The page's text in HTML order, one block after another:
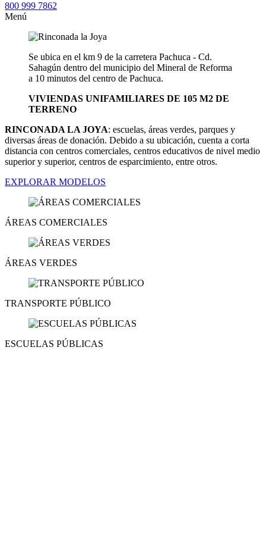
800 999 7862
Menú
Se ubica en el km 9 de la carretera Pachuca - Cd.
Sahagún dentro del municipio del Mineral de Reforma
a 10 minutos del centro de Pachuca.
VIVIENDAS UNIFAMILIARES DE 105 M2 DE
TERRENO
RINCONADA LA JOYA: escuelas, áreas verdes, parques y
diversas áreas de donación. Debido a su ubicación, cuenta a corta
distancia con centros comerciales, centros educativos de nivel medio
superior y superior, centros de esparcimiento, entre otros.
EXPLORAR MODELOS
ÁREAS COMERCIALES
ÁREAS VERDES
TRANSPORTE PÚBLICO
ESCUELAS PÚBLICAS